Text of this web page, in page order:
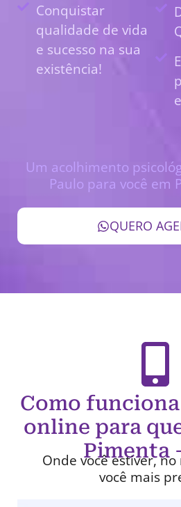
Conquistar
qualidade de vida
e sucesso na sua
existência!
Um acolhimento
Paulo para você em
QUERO
Como
online para
Pimenta
Onde você estiver,
você mais